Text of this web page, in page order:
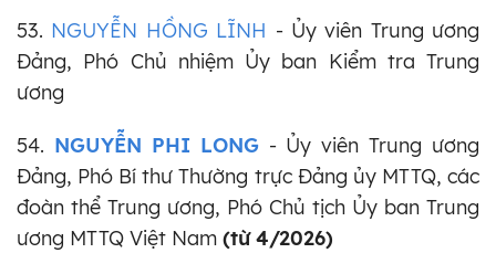
53. NGUYỄN HỒNG LĨNH - Ủy viên Trung ương
Đảng, Phó Chủ nhiệm Ủy ban Kiểm tra Trung
ương
54. NGUYỄN PHI LONG- Ủy viên Trung ương
Đảng, Phó Bí thư Thường trực Đảng ủy MTTQ, các
đoàn thể Trung ương, Phó Chủ tịch Ủy ban Trung
ương MTTQ Việt Nam (từ 4/2026)